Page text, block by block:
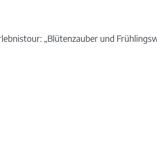
„Blütenzauber und